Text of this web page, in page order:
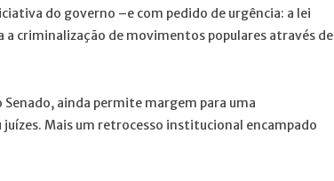
do governo –e com pedido de urgência: a lei
a criminalização de movimentos populares através de
Senado, ainda permite margem para uma
Mais um retrocesso institucional encampado